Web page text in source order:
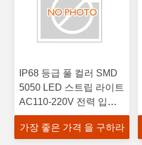
IP68 등급 풀 컬러 SMD
5050 LED 스트립 라이트
AC110-220V 전력 입력
전압
가장 좋은 가격 을 구하라